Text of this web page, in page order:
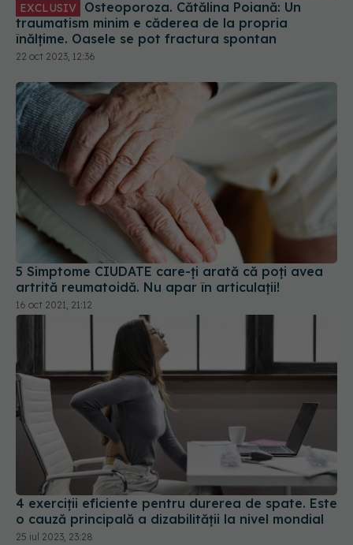
EXCLUSIV
traumatism minim e căderea de la propria
înălțime. Oasele se pot fractura spontan
22 oct 2023, 12:36
5 Simptome CIUDATE care-ți arată că poți avea
artrită reumatoidă. Nu apar în articulații!
16 oct 2021, 21:12
4 exerciții eficiente pentru durerea de spate. Este
o cauză principală a dizabilității la nivel mondial
25 iul 2023, 23:28